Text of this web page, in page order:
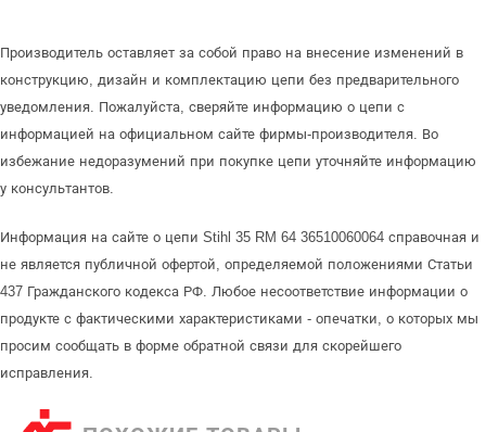
Производитель оставляет за собой право на внесение изменений в
конструкцию, дизайн и комплектацию цепи без предварительного
уведомления. Пожалуйста, сверяйте информацию о цепи с
информацией на официальном сайте фирмы-производителя. Во
избежание недоразумений при покупке цепи уточняйте информацию
у консультантов.
Информация на сайте о цепи Stihl 35 RM 64 36510060064 справочная и
не является публичной офертой, определяемой положениями Статьи
437 Гражданского кодекса РФ. Любое несоответствие информации о
продукте с фактическими характеристиками - опечатки, о которых мы
просим сообщать в форме обратной связи для скорейшего
исправления.